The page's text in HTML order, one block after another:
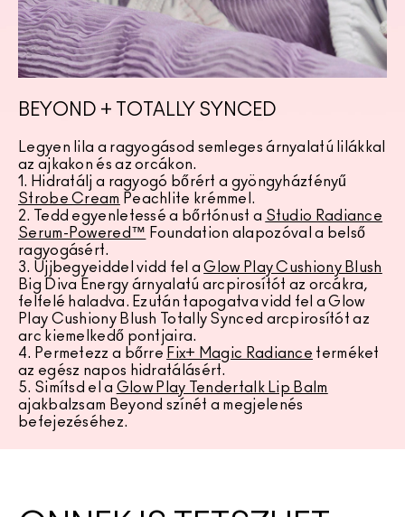
BEYOND + TOTALLY SYNCED
Legyen lila a ragyogásod semleges árnyalatú lilákkal
az ajkakon és az orcákon.
1. Hidratálj a ragyogó bőrért a gyöngyházfényű
Strobe Cream Peachlite krémmel.
2. Tedd egyenletessé a bőrtónust a Studio Radiance
Serum-Powered™ Foundation alapozóval a belső
ragyogásért.
3. Ujjbegyeiddel vidd fel aGlow Play Cushiony Blush
Big Diva Energy árnyalatú arcpirosítót az orcákra,
felfelé haladva. Ezután tapogatva vidd fel a Glow
Play Cushiony Blush Totally Synced arcpirosítót az
arc kiemelkedő pontjaira.
4. Permetezz a bőrre Fix+ Magic Radiance terméket
az egész napos hidratálásért.
5. Simítsd el a Glow Play Tendertalk Lip Balm
ajakbalzsam Beyond színét a megjelenés
befejezéséhez.